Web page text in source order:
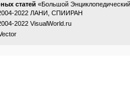
статей «Большой
2022 ЛАНИ, СПИИРАН
2022 VisualWorld.ru